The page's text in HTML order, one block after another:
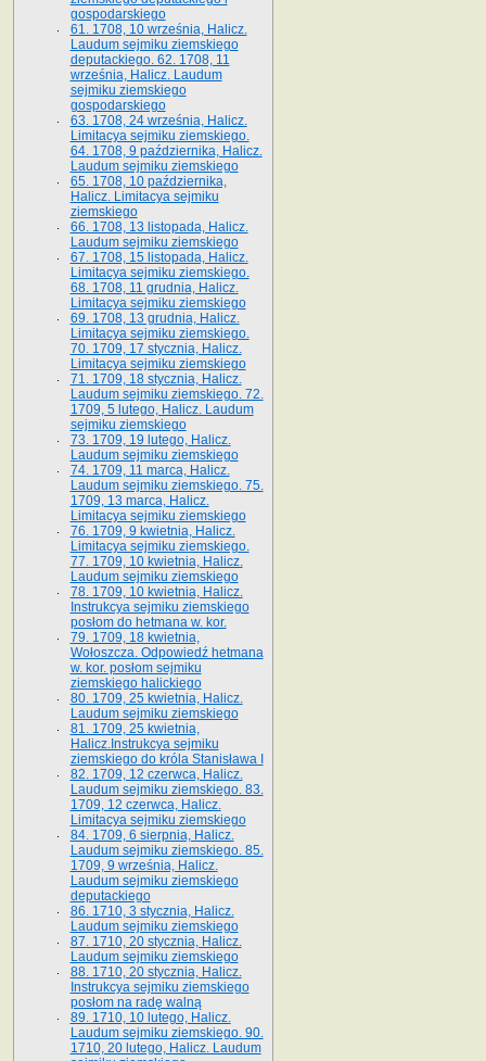
gospodarskiego
61. 1708, 10 września, Halicz.
Laudum sejmiku ziemskiego
deputackiego. 62. 1708, 11
września, Halicz. Laudum
sejmiku ziemskiego
gospodarskiego
63. 1708, 24 września, Halicz.
Limitacya sejmiku ziemskiego.
64. 1708, 9 października, Halicz.
Laudum sejmiku ziemskiego
65­. 1708, 10 października,
Halicz. Limitacya sejmiku
ziemskiego
66. 1708, 13 listopada, Halicz.
Laudum sejmiku ziemskiego
67. 1708, 15 listopada, Halicz.
Limitacya sejmiku ziemskiego.
68. 1708, 11 grudnia, Halicz.
Limitacya sejmiku ziemskiego
69. 1708, 13 grudnia, Halicz.
Limitacya sejmiku ziemskiego.
70. 1709, 17 stycznia, Halicz.
Limitacya sejmiku ziemskiego
71. 1709, 18 stycznia, Halicz.
Laudum sejmiku ziemskiego. 72.
1709, 5 lutego, Halicz. Laudum
sejmiku ziemskiego
73. 1709, 19 lutego, Halicz.
Laudum sejmiku ziemskiego
74. 1709, 11 marca, Halicz.
Laudum sejmiku ziemskiego. 75.
1709, 13 marca, Halicz.
Limitacya sejmiku ziemskiego
76. 1709, 9 kwietnia, Halicz.
Limitacya sejmiku ziemskiego.
77. 1709, 10 kwietnia, Halicz.
Laudum sejmiku ziemskiego
78. 1709, 10 kwietnia, Halicz.
Instrukcya sejmiku ziemskiego
posłom do hetmana w. kor.
79. 1709, 18 kwietnia,
Wołoszcza. Odpowiedź hetmana
w. kor. posłom sejmiku
ziemskiego halickiego
80. 1709, 25 kwietnia, Halicz.
Laudum sejmiku ziemskiego
81. 1709, 25 kwietnia,
Halicz.Instrukcya sejmiku
ziemskiego do króla Stanisława I
82. 1709, 12 czerwca, Halicz.
Laudum sejmiku ziemskiego. 83.
1709, 12 czerwca, Halicz.
Limitacya sejmiku ziemskiego
84. 1709, 6 sierpnia, Halicz.
Laudum sejmiku ziemskiego. 85.
1709, 9 września, Halicz.
Laudum sejmiku ziemskiego
deputackiego
86. 1710, 3 stycznia, Halicz.
Laudum sejmiku ziemskiego
87. 1710, 20 stycznia, Halicz.
Laudum sejmiku ziemskiego
88. 1710, 20 stycznia, Halicz.
Instrukcya sejmiku ziemskiego
posłom na radę walną
89. 1710, 10 lutego, Halicz.
Laudum sejmiku ziemskiego. 90.
1710, 20 lutego, Halicz. Laudum